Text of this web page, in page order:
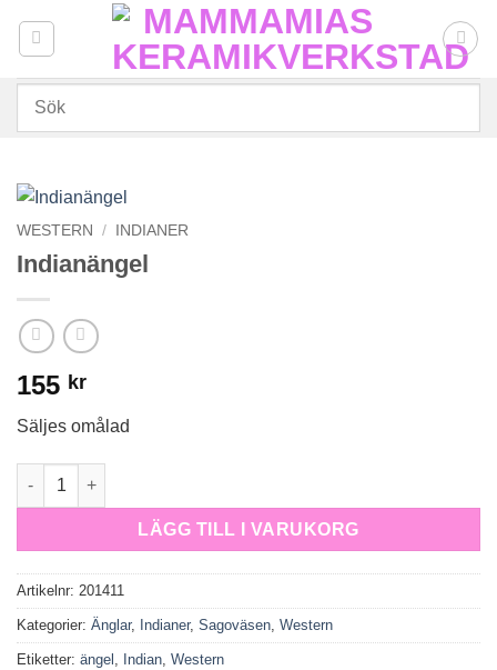
WESTERN / INDIANER
Indianängel
155 kr
Säljes omålad
Indianängel mängd
LÄGG TILL I VARUKORG
Artikelnr: 201411
Kategorier: Änglar, Indianer, Sagoväsen, Western
Etiketter: ängel , Indian, Western